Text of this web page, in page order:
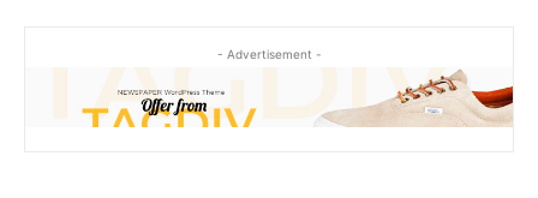
- Advertisement -